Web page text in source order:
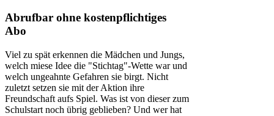
Abrufbar ohne kostenpflichtiges
Abo
Viel zu spät erkennen die Mädchen und Jungs,
welch miese Idee die "Stichtag"-Wette war und
welch ungeahnte Gefahren sie birgt. Nicht
zuletzt setzen sie mit der Aktion ihre
Freundschaft aufs Spiel. Was ist von dieser zum
Schulstart noch übrig geblieben? Und wer hat